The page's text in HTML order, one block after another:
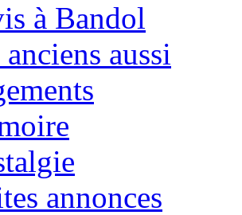
à Bandol
aussi
annonces